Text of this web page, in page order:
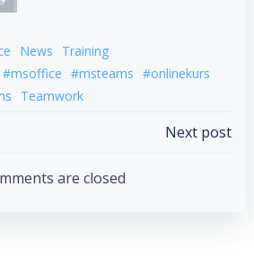
News
Training
#msoffice #msteams #onlinekurs
Teamwork
navigation
Next post
are closed